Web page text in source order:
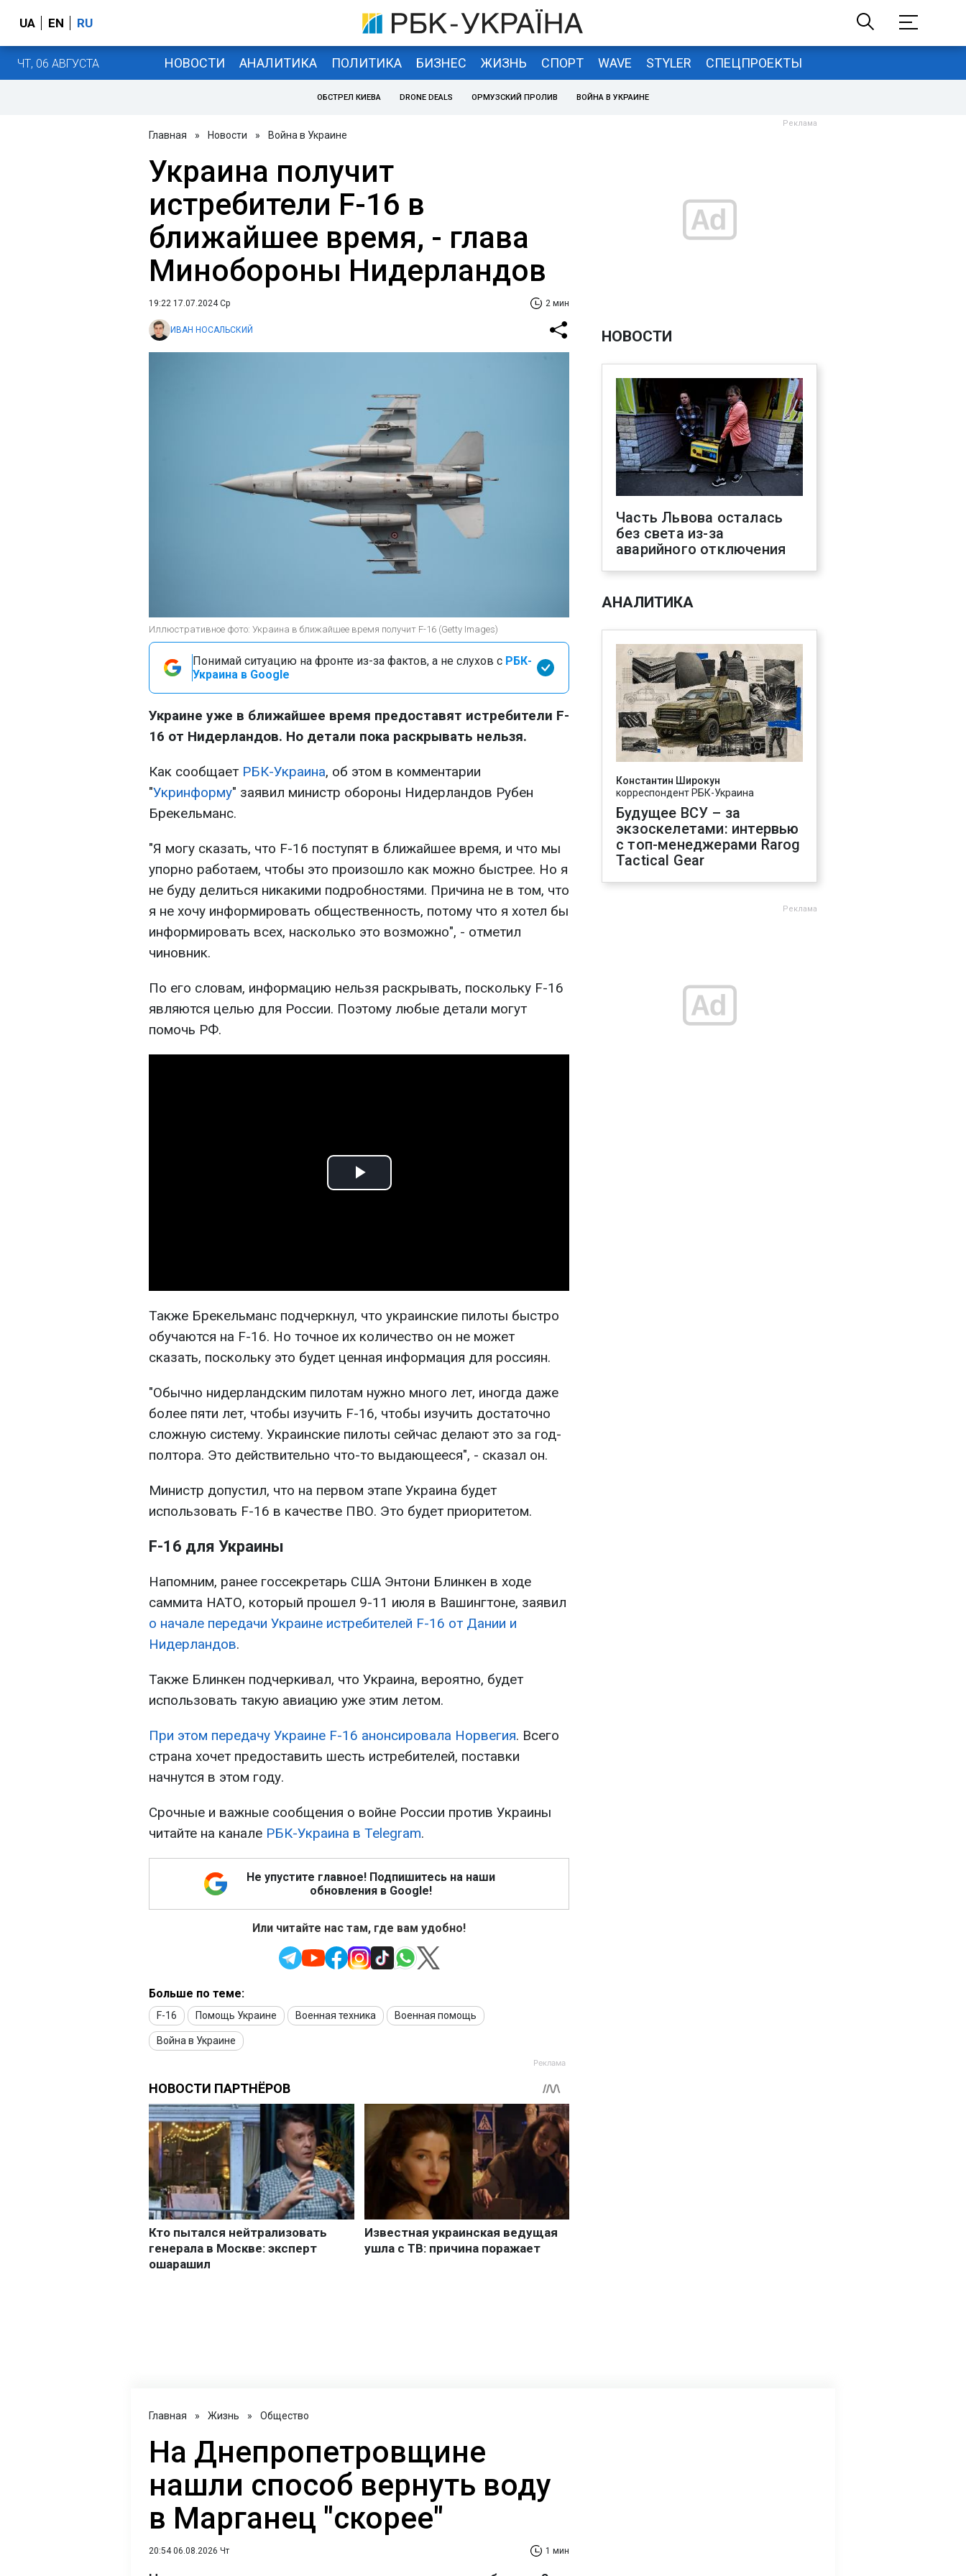
UA EN RU
ЧТ, 06 АВГУСТА НОВОСТИ АНАЛИТИКА ПОЛИТИКА БИЗНЕС ЖИЗНЬ СПОРТ WAVE STYLER СПЕЦПРОЕКТЫ
ОБСТРЕЛ КИЕВА DRONE DEALS ОРМУЗСКИЙ ПРОЛИВ ВОЙНА В УКРАИНЕ
Главная » Новости » Война в Украине
Украина получит
истребители F-16 в
ближайшее время, - глава
Минобороны Нидерландов
19:22 17.07.2024 Ср 2 мин
ИВАН НОСАЛЬСКИЙ
Иллюстративное фото: Украина в ближайшее время получит F-16 (Getty Images)
Понимай ситуацию на фронте из-за фактов, а не слухов с РБК-
Украина в Google
Украине уже в ближайшее время предоставят истребители F-
16 от Нидерландов. Но детали пока раскрывать нельзя.
Как сообщает РБК-Украина, об этом в комментарии
"Укринформу" заявил министр обороны Нидерландов Рубен
Брекельманс.
"Я могу сказать, что F-16 поступят в ближайшее время, и что мы
упорно работаем, чтобы это произошло как можно быстрее. Но я
не буду делиться никакими подробностями. Причина не в том, что
я не хочу информировать общественность, потому что я хотел бы
информировать всех, насколько это возможно", - отметил
чиновник.
По его словам, информацию нельзя раскрывать, поскольку F-16
являются целью для России. Поэтому любые детали могут
помочь РФ.
Play
Также Брекельманс подчеркнул, что украинские пилоты быстро
обучаются на F-16. Но точное их количество он не может
сказать, поскольку это будет ценная информация для россиян.
"Обычно нидерландским пилотам нужно много лет, иногда даже
более пяти лет, чтобы изучить F-16, чтобы изучить достаточно
сложную систему. Украинские пилоты сейчас делают это за год-
полтора. Это действительно что-то выдающееся", - сказал он.
Министр допустил, что на первом этапе Украина будет
использовать F-16 в качестве ПВО. Это будет приоритетом.
F-16 для Украины
Напомним, ранее госсекретарь США Энтони Блинкен в ходе
саммита НАТО, который прошел 9-11 июля в Вашингтоне, заявил
о начале передачи Украине истребителей F-16 от Дании и
Нидерландов.
Также Блинкен подчеркивал, что Украина, вероятно, будет
использовать такую авиацию уже этим летом.
При этом передачу Украине F-16 анонсировала Норвегия. Всего
страна хочет предоставить шесть истребителей, поставки
начнутся в этом году.
Срочные и важные сообщения о войне России против Украины
читайте на канале РБК-Украина в Telegram.
Не упустите главное! Подпишитесь на наши
обновления в Google!
Или читайте нас там, где вам удобно!
Больше по теме:
F-16 Помощь Украине Военная техника Военная помощь
Война в Украине
НОВОСТИ
Часть Львова осталась
без света из-за
аварийного отключения
АНАЛИТИКА
Константин Широкун
корреспондент РБК-Украина
Будущее ВСУ – за
экзоскелетами: интервью
с топ-менеджерами Rarog
Tactical Gear
Главная » Жизнь » Общество
На Днепропетровщине
нашли способ вернуть воду
в Марганец "скорее"
20:54 06.08.2026 Чт 1 мин